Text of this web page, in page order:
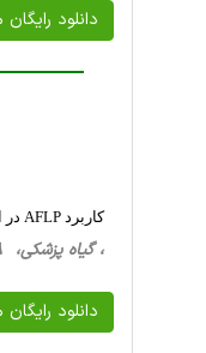
دانلود
کاربرد AFLP در ارزیابی تنوع ژنتیکی نژادهای Pseudomonas syringae PV. Syringae نمونه برداری شده از میزبان های برنج و گندم
، گیاه پزشکی، 18 صفحه فارسی تایپ شده ، 410 کیلو بایت WORD
دانلود